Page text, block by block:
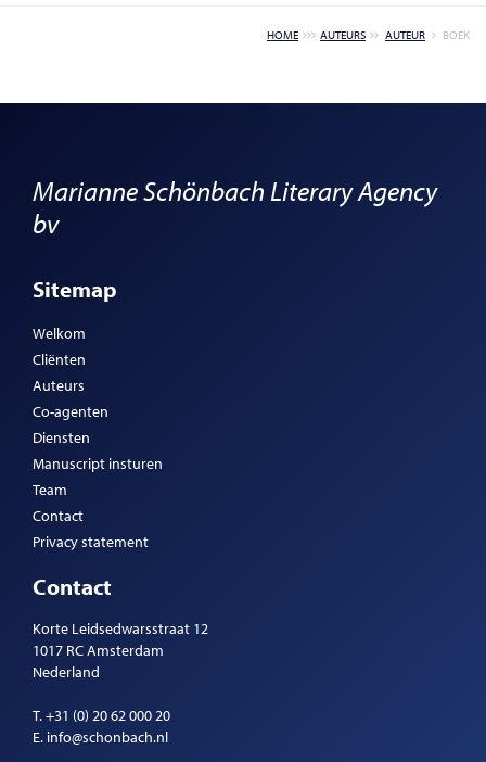
HOME AUTEURS AUTEUR BOEK
Marianne Schönbach Literary Agency
bv
Sitemap
Welkom
Cliënten
Auteurs
Co-agenten
Diensten
Manuscript insturen
Team
Contact
Privacy statement
Contact
Korte Leidsedwarsstraat 12
1017 RC Amsterdam
Nederland
T.+31 (0) 20 62 000 20
E. info@schonbach.nl